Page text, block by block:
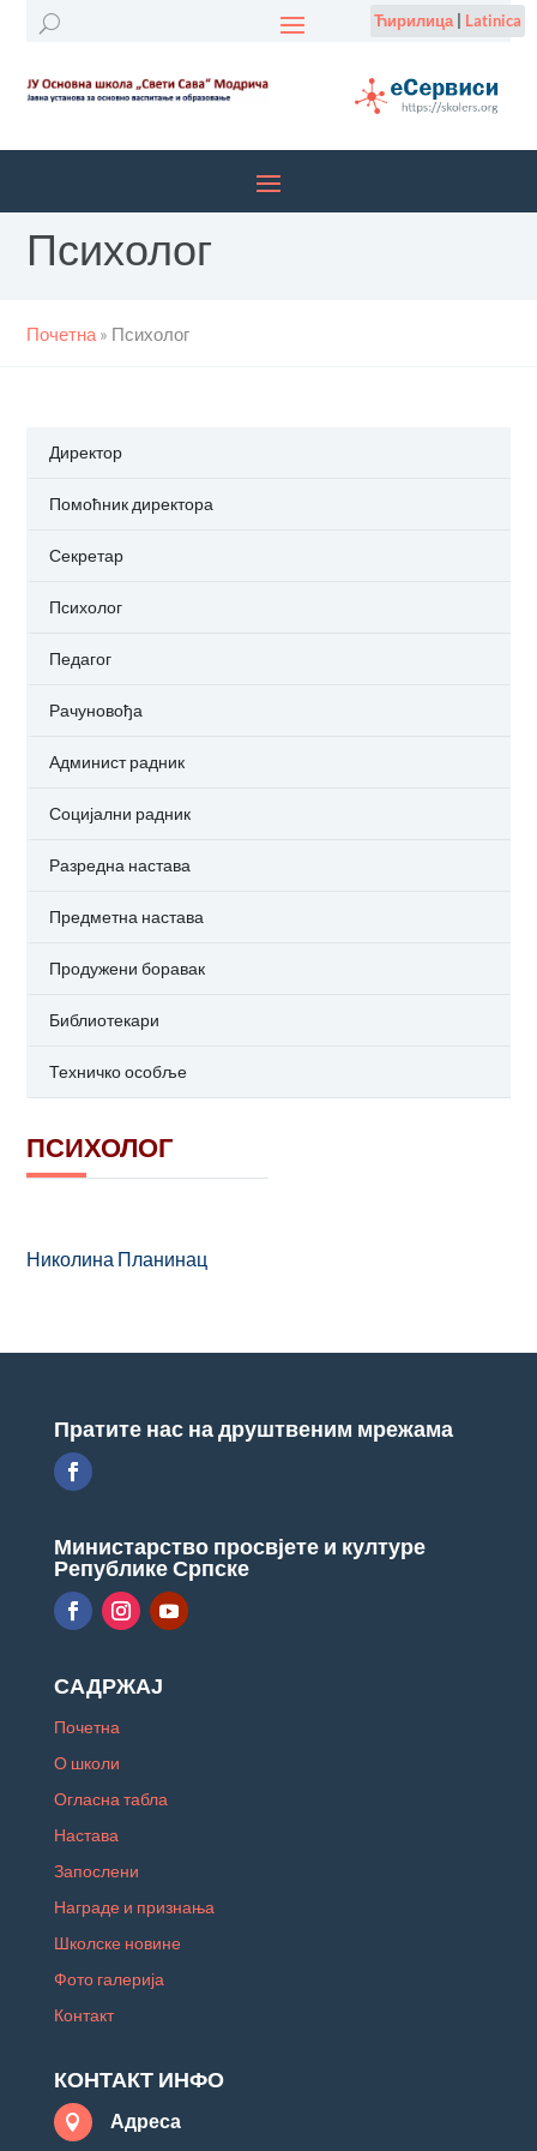
Ћирилица| Latinica
Психолог
Почетна » Психолог
Директор
Помоћник директора
Секретар
Психолог
Педагог
Рачуновођа
Админист радник
Социјални радник
Разредна настава
Предметна настава
Продужени боравак
Библиотекари
Техничко особље
ПСИХОЛОГ
Николина Планинац
Пратите нас на друштвеним мрежама
Министарство просвјете и културе
Републике Српске
САДРЖАЈ
Почетна
О школи
Огласна табла
Настава
Запослени
Награде и признања
Школске новине
Фото галерија
Контакт
КОНТАКТ ИНФО
 Адреса